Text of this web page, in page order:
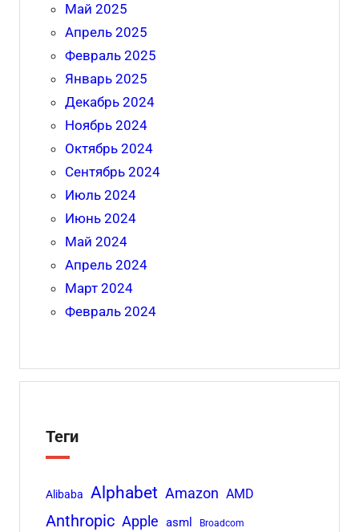
Май 2025
Апрель 2025
Февраль 2025
Январь 2025
Декабрь 2024
Ноябрь 2024
Октябрь 2024
Сентябрь 2024
Июль 2024
Июнь 2024
Май 2024
Апрель 2024
Март 2024
Февраль 2024
Теги
Alibaba Alphabet Amazon AMD
Anthropic Apple asml Broadcom